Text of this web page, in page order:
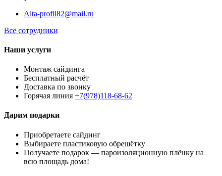
Alta-profil82@mail.ru
Все сотрудники
Наши услуги
Монтаж сайдинга
Бесплатный расчёт
Доставка по звонку
Горячая линия +7(978)118-68-62
Дарим подарки
Приобретаете сайдинг
Выбираете пластиковую обрешётку
Получаете подарок — пароизоляционную плёнку на
всю площадь дома!